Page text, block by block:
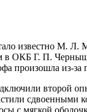
известно
в ОКБ Г. П.
произошла из-
второй
сдвоенными
с мягкой